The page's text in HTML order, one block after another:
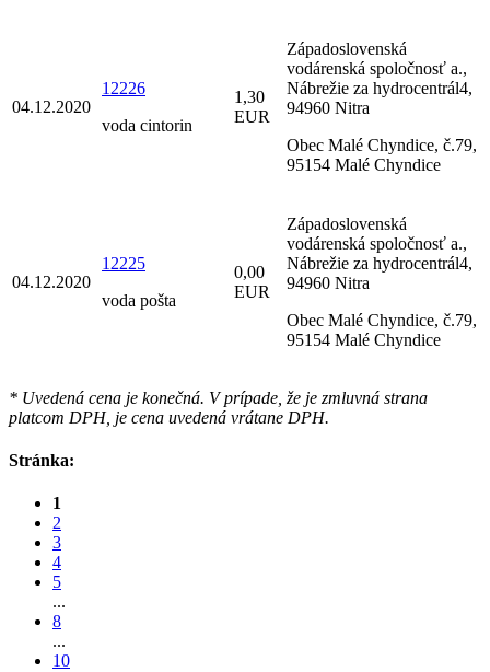
04.12.2020
12226
voda cintorin
1,30
EUR
Západoslovenská
vodárenská spoločnosť a.,
Nábrežie za hydrocentrál4,
94960 Nitra
Obec Malé Chyndice, č.79,
95154 Malé Chyndice
04.12.2020
12225
voda pošta
0,00
EUR
Západoslovenská
vodárenská spoločnosť a.,
Nábrežie za hydrocentrál4,
94960 Nitra
Obec Malé Chyndice, č.79,
95154 Malé Chyndice
* Uvedená cena je konečná. V prípade, že je zmluvná strana
platcom DPH, je cena uvedená vrátane DPH.
Stránka:
1
2
3
4
5
...
8
...
10